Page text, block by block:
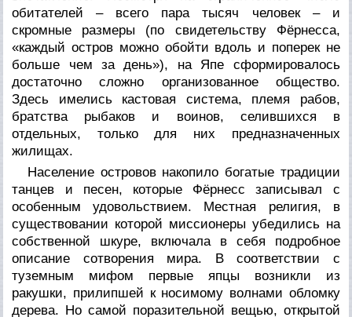
обитателей – всего пара тысяч человек – и
скромные размеры (по свидетельству Фёрнесса,
«каждый остров можно обойти вдоль и поперек не
больше чем за день»), на Япе сформировалось
достаточно сложно организованное общество.
Здесь имелись кастовая система, племя рабов,
братства рыбаков и воинов, селившихся в
отдельных, только для них предназначенных
жилищах.
Население островов накопило богатые традиции
танцев и песен, которые Фёрнесс записывал с
особенным удовольствием. Местная религия, в
существовании которой миссионеры убедились на
собственной шкуре, включала в себя подробное
описание сотворения мира. В соответствии с
туземным мифом первые япцы возникли из
ракушки, прилипшей к носимому волнами обломку
дерева. Но самой поразительной вещью, открытой